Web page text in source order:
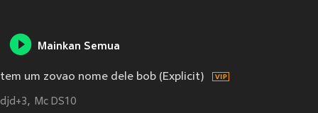
Mainkan Semua
tem um zovao nome dele bob (Explicit)
djd+3 Mc DS10